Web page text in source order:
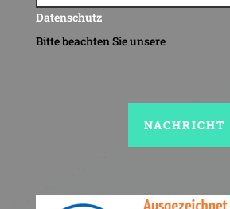
Datenschutz
Bitte beachten Sie unsere
NACHRICHT